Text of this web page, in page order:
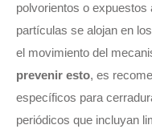
polvorientos o
partículas se alojan en
el movimiento del
prevenir esto, es
específicos para
periódicos que incluyan